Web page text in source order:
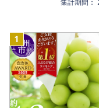
集計期間：